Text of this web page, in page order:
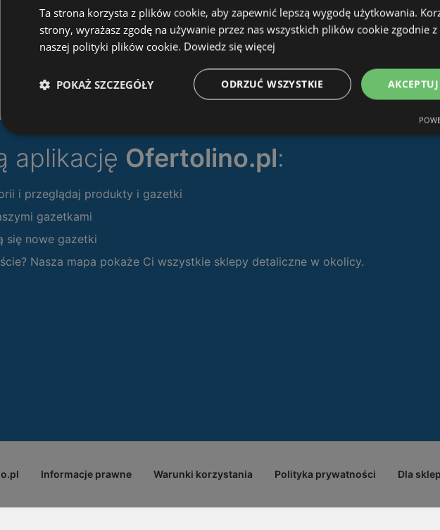
aplikację Ofertolino.pl:
i przeglądaj produkty i gazetki
gazetkami
się nowe gazetki
Nasza mapa pokaże Ci wszystkie sklepy detaliczne w okolicy.
Informacje prawne Warunki korzystania Polityka prywatności Dla
Ta strona korzysta z plików cookie, aby zapewnić lepszą wygodę użytkowania.
strony, wyrażasz zgodę na używanie przez nas wszystkich plików cookie zgodnie
naszej polityki plików cookie. Dowiedz się więcej
ODRZUĆ WSZYSTKIE
POKAŻ SZCZEGÓŁY